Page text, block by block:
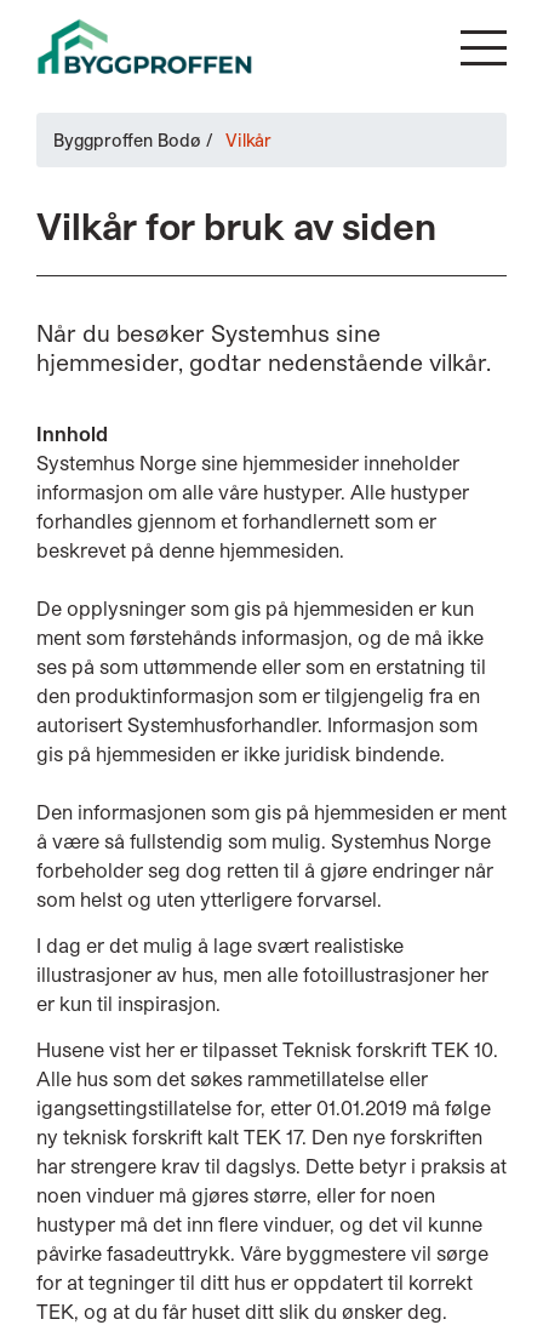
Byggproffen Bodø / Vilkår
Vilkår for bruk av siden
Når du besøker Systemhus sine
hjemmesider, godtar nedenstående vilkår.
Innhold
Systemhus Norge sine hjemmesider inneholder
informasjon om alle våre hustyper. Alle hustyper
forhandles gjennom et forhandlernett som er
beskrevet på denne hjemmesiden.
De opplysninger som gis på hjemmesiden er kun
ment som førstehånds informasjon, og de må ikke
ses på som uttømmende eller som en erstatning til
den produktinformasjon som er tilgjengelig fra en
autorisert Systemhusforhandler. Informasjon som
gis på hjemmesiden er ikke juridisk bindende.
Den informasjonen som gis på hjemmesiden er ment
å være så fullstendig som mulig. Systemhus Norge
forbeholder seg dog retten til å gjøre endringer når
som helst og uten ytterligere forvarsel.
I dag er det mulig å lage svært realistiske
illustrasjoner av hus, men alle fotoillustrasjoner her
er kun til inspirasjon.
Husene vist her er tilpasset Teknisk forskrift TEK 10.
Alle hus som det søkes rammetillatelse eller
igangsettingstillatelse for, etter 01.01.2019 må følge
ny teknisk forskrift kalt TEK 17. Den nye forskriften
har strengere krav til dagslys. Dette betyr i praksis at
noen vinduer må gjøres større, eller for noen
hustyper må det inn flere vinduer, og det vil kunne
påvirke fasadeuttrykk. Våre byggmestere vil sørge
for at tegninger til ditt hus er oppdatert til korrekt
TEK, og at du får huset ditt slik du ønsker deg.